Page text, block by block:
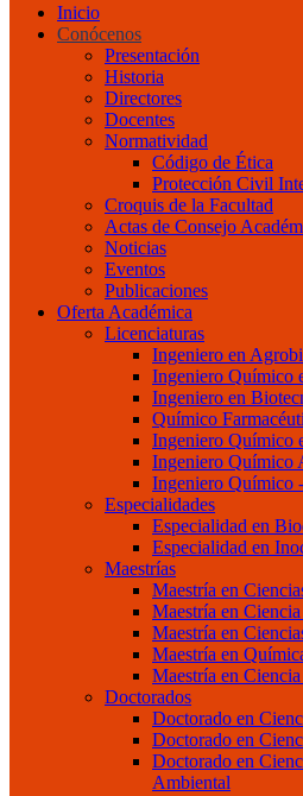
Inicio
Conócenos
Presentación
Historia
Directores
Docentes
Normatividad
Código de Ética
Protección Civil
Croquis de la Facultad
Actas de Consejo
Noticias
Eventos
Publicaciones
Oferta Académica
Licenciaturas
Ingeniero en
Ingeniero Químico
Ingeniero en
Químico
Ingeniero Químico
Ingeniero Químico
Ingeniero Químico
Especialidades
Especialidad en
Especialidad en
Maestrías
Maestría en
Maestría en
Maestría en
Maestría en
Maestría en
Doctorados
Doctorado en
Doctorado en
Doctorado en
Ambiental